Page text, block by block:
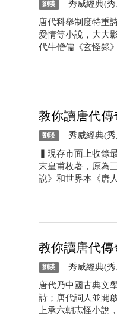
劉瑛 秀威經典(秀
唐代科舉制度特重
愛情等小說，大大
代牛僧儒《玄怪錄
教你讀唐代
劉瑛 秀威經典(秀
▍現存市面上收錄
末皇甫枚著，原為
說》和世界本《唐
教你讀唐代
劉瑛 秀威經典(秀
唐代乃中國古典文
詩；唐代詞人並開
上承六朝志怪小說